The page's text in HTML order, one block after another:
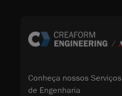
Conheça nossos Serviços
de Engenharia